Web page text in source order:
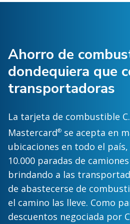
Ahorro de
dondequiera que
transportadoras
La tarjeta de combustible
Mastercard® se acepta en
ubicaciones en todo el
10.000 paradas de
brindando a las
de abastecerse de
el camino las lleve. Como
descuentos negociada por